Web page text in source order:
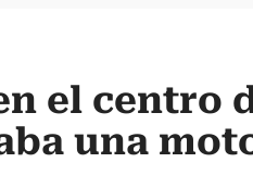
el centro
una